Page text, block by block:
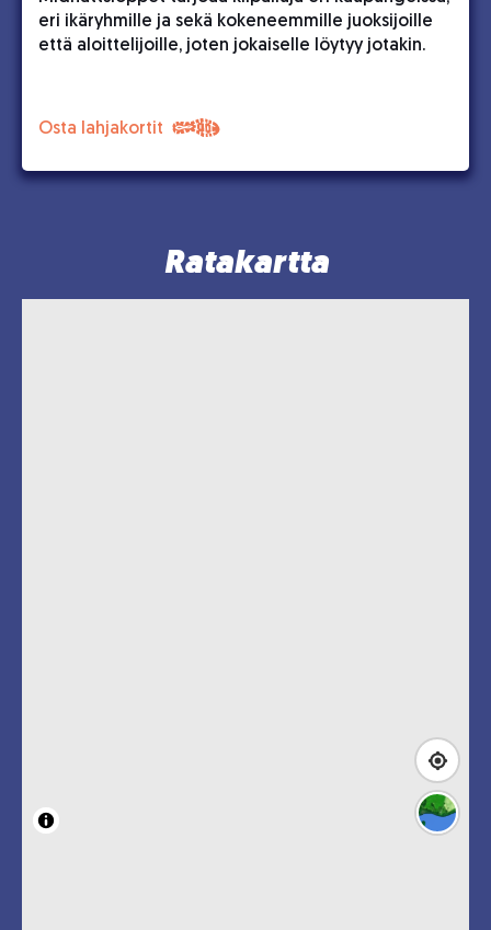
eri ikäryhmille ja sekä kokeneemmille juoksijoille
että aloittelijoille, joten jokaiselle löytyy jotakin.
Osta lahjakortit
Ratakartta